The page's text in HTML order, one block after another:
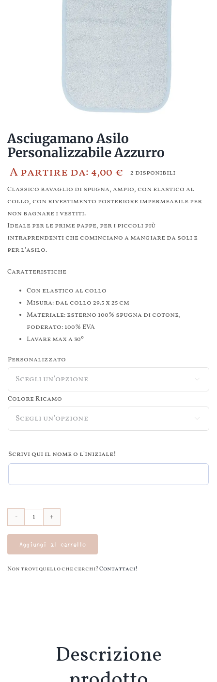
Asciugamano Asilo
Personalizzabile Azzurro
A partire da: 4,00 €
2 disponibili
Classico bavaglio di spugna, ampio, con elastico al
collo, con rivestimento posteriore impermeabile per
non bagnare i vestiti.
Ideale per le prime pappe, per i piccoli più
intraprendenti che cominciano a mangiare da soli e
per l’asilo.
Caratteristiche
Con elastico al collo
Misura: dal collo 29.5 x 25 cm
Materiale: esterno 100% spugna di cotone,
foderato: 100% EVA
Lavare max a 30º
Personalizzato

Colore Ricamo

Scrivi qui il nome o l'iniziale!
Asilo
Personalizzabile
quantità
Aggiungi al carrello
Non trovi quello che cerchi?Contattaci!
Descrizione